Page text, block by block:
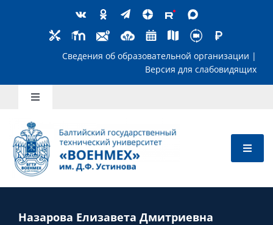
Сведения об образовательной
Toggle
Школьникам
Абитуриентам
Назарова Елизавета Дмитриевна